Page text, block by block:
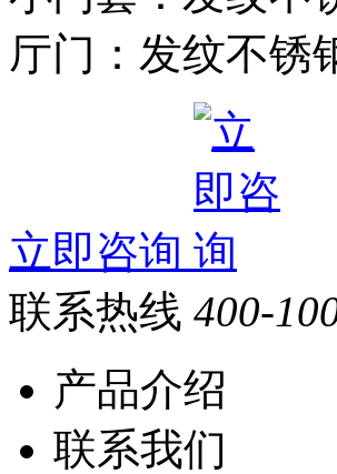
厅门：发纹不锈
立即咨询
联系热线 400-
产品介绍
联系我们